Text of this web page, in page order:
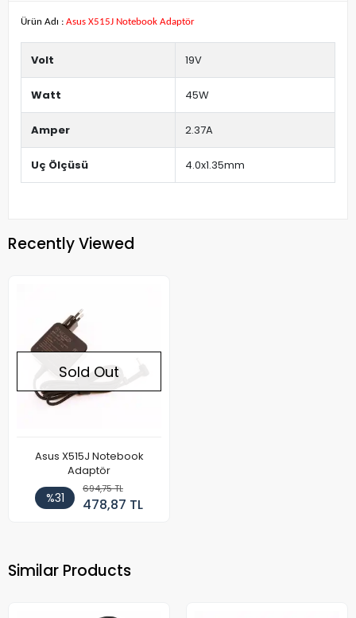
Ürün Adı : Asus X515J Notebook Adaptör
Volt 19V
Watt 45W
Amper 2.37A
Uç Ölçüsü 4.0x1.35mm
Recently Viewed
Sold Out
Asus X515J Notebook
Adaptör
%31
694,75 TL
478,87 TL
Similar Products